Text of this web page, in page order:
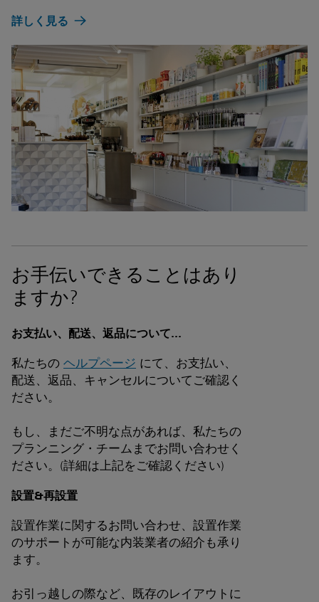
地図を見る
詳しく見る
お手伝いできることはあり
ますか?
お支払い、配送、返品について...
私たちの ヘルプページ にて、お支払い、
配送、返品、キャンセルについてご確認く
ださい。
もし、まだご不明な点があれば、私たちの
プランニング・チームまでお問い合わせく
ださい。(詳細は上記をご確認ください)
設置&再設置
設置作業に関するお問い合わせ、設置作業
のサポートが可能な内装業者の紹介も承り
ます。
お引っ越しの際など、既存のレイアウトに